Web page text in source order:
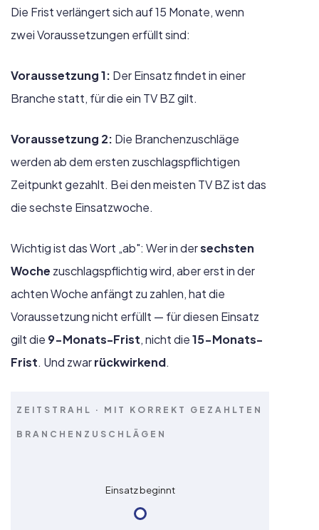
Die Frist verlängert sich auf 15 Monate, wenn
zwei Voraussetzungen erfüllt sind:
Voraussetzung 1: Der Einsatz findet in einer
Branche statt, für die ein TV BZ gilt.
Voraussetzung 2: Die Branchenzuschläge
werden ab dem ersten zuschlagspflichtigen
Zeitpunkt gezahlt. Bei den meisten TV BZ ist das
die sechste Einsatzwoche.
Wichtig ist das Wort „ab": Wer in dersechsten
Woche zuschlagspflichtig wird, aber erst in der
achten Woche anfängt zu zahlen, hat die
Voraussetzung nicht erfüllt — für diesen Einsatz
gilt die 9-Monats-Frist, nicht die15-Monats-
Frist. Und zwarrückwirkend.
ZEITSTRAHL · MIT KORREKT GEZAHLTEN
BRANCHENZUSCHLÄGEN
Einsatz beginnt